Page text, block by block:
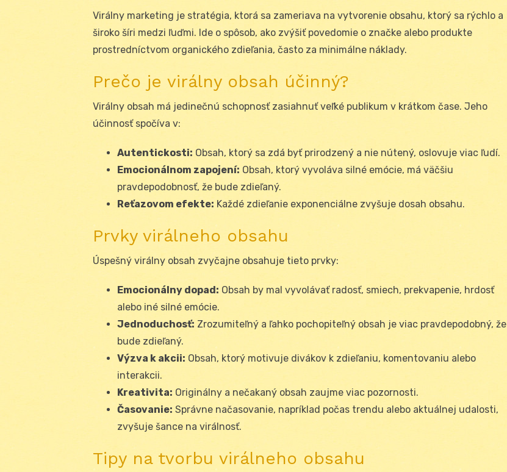
Virálny marketing je stratégia, ktorá sa zameriava na vytvorenie obsahu, ktorý sa rýchlo a
široko šíri medzi ľuďmi. Ide o spôsob, ako zvýšiť povedomie o značke alebo produkte
prostredníctvom organického zdieľania, často za minimálne náklady.
Prečo je virálny obsah účinný?
Virálny obsah má jedinečnú schopnosť zasiahnuť veľké publikum v krátkom čase. Jeho
účinnosť spočíva v:
Autentickosti: Obsah, ktorý sa zdá byť prirodzený a nie nútený, oslovuje viac ľudí.
Emocionálnom zapojení: Obsah, ktorý vyvoláva silné emócie, má väčšiu
pravdepodobnosť, že bude zdieľaný.
Reťazovom efekte: Každé zdieľanie exponenciálne zvyšuje dosah obsahu.
Prvky virálneho obsahu
Úspešný virálny obsah zvyčajne obsahuje tieto prvky:
Emocionálny dopad: Obsah by mal vyvolávať radosť, smiech, prekvapenie, hrdosť
alebo iné silné emócie.
Jednoduchosť: Zrozumiteľný a ľahko pochopiteľný obsah je viac pravdepodobný, že
bude zdieľaný.
Výzva k akcii: Obsah, ktorý motivuje divákov k zdieľaniu, komentovaniu alebo
interakcii.
Kreativita: Originálny a nečakaný obsah zaujme viac pozornosti.
Časovanie: Správne načasovanie, napríklad počas trendu alebo aktuálnej udalosti,
zvyšuje šance na virálnosť.
Tipy na tvorbu virálneho obsahu